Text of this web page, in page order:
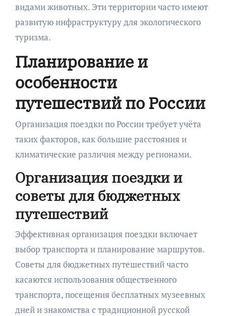
видами животных. Эти территории часто имеют
развитую инфраструктуру для экологического
туризма.
Планирование и
особенности
путешествий по России
Организация поездки по России требует учёта
таких факторов, как большие расстояния и
климатические различия между регионами.
Организация поездки и
советы для бюджетных
путешествий
Эффективная организация поездки включает
выбор транспорта и планирование маршрутов.
Советы для бюджетных путешествий часто
касаются использования общественного
транспорта, посещения бесплатных музеевных
дней и знакомства с традиционной русской